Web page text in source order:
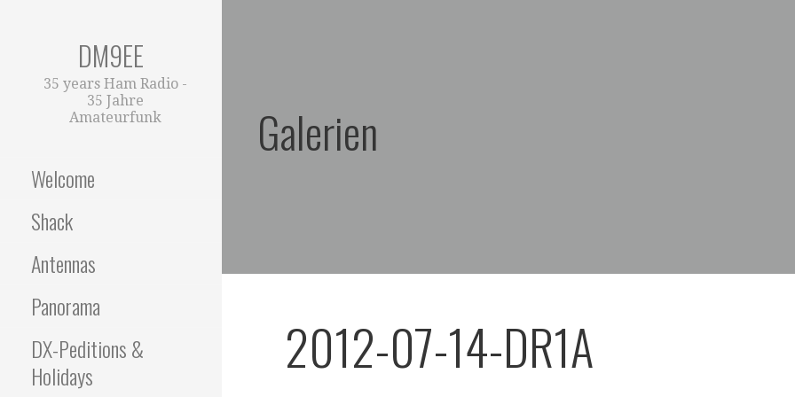
DM9EE
35 years Ham Radio -
35 Jahre
Amateurfunk
Welcome
Shack
Antennas
Panorama
DX-Peditions &
Holidays
Galerien
2012-07-14-DR1A